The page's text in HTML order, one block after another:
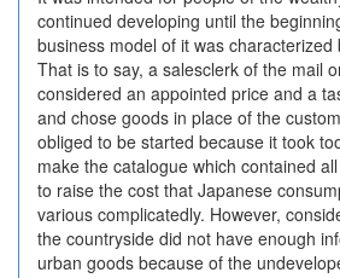
continued developing until the
business model of it was characterized
That is to say, a salesclerk of the mail
considered an appointed price and a
and chose goods in place of the
obliged to be started because it took
make the catalogue which contained
to raise the cost that Japanese
various complicatedly. However,
the countryside did not have enough
urban goods because of the